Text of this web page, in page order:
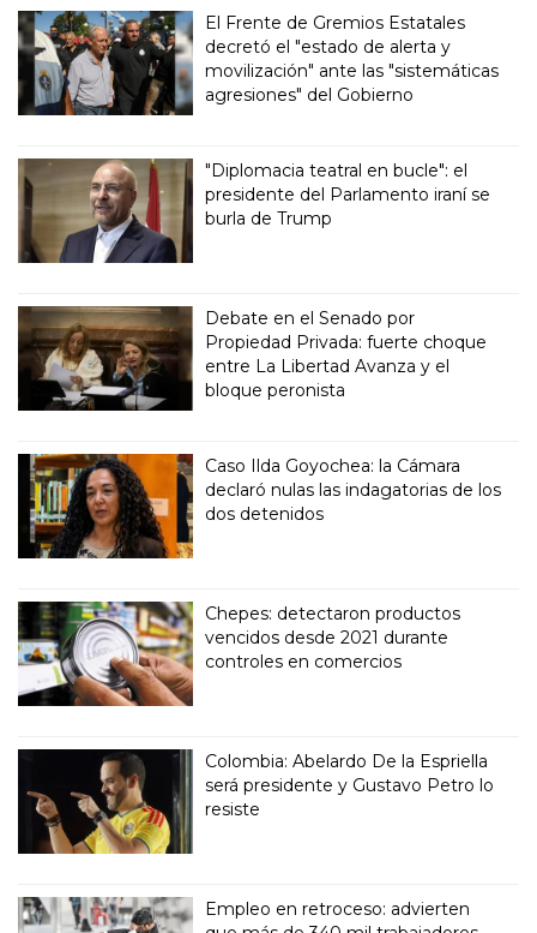
El Frente de Gremios Estatales
decretó el "estado de alerta y
movilización" ante las "sistemáticas
agresiones" del Gobierno
"Diplomacia teatral en bucle": el
presidente del Parlamento iraní se
burla de Trump
Debate en el Senado por
Propiedad Privada: fuerte choque
entre La Libertad Avanza y el
bloque peronista
Caso Ilda Goyochea: la Cámara
declaró nulas las indagatorias de los
dos detenidos
Chepes: detectaron productos
vencidos desde 2021 durante
controles en comercios
Colombia: Abelardo De la Espriella
será presidente y Gustavo Petro lo
resiste
Empleo en retroceso: advierten